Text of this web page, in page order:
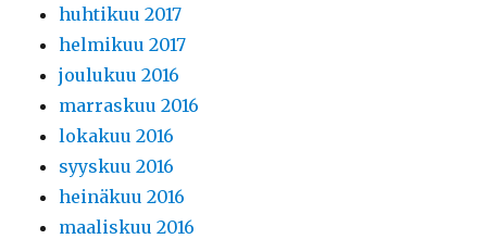
huhtikuu 2017
helmikuu 2017
joulukuu 2016
marraskuu 2016
lokakuu 2016
syyskuu 2016
heinäkuu 2016
maaliskuu 2016